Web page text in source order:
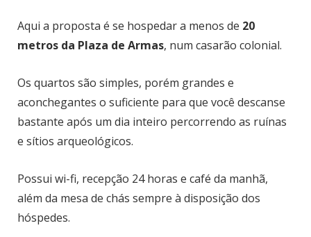
Aqui a proposta é se hospedar a menos de 20
metros da Plaza de Armas, num casarão colonial.
Os quartos são simples, porém grandes e
aconchegantes o suficiente para que você descanse
bastante após um dia inteiro percorrendo as ruínas
e sítios arqueológicos.
Possui wi-fi, recepção 24 horas e café da manhã,
além da mesa de chás sempre à disposição dos
hóspedes.